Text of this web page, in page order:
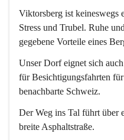
Viktorsberg ist keineswegs
Stress und Trubel. Ruhe
gegebene Vorteile eines
Unser Dorf eignet sich
für Besichtigungsfahrten
benachbarte Schweiz.
Der Weg ins Tal führt über
breite Asphaltstraße.